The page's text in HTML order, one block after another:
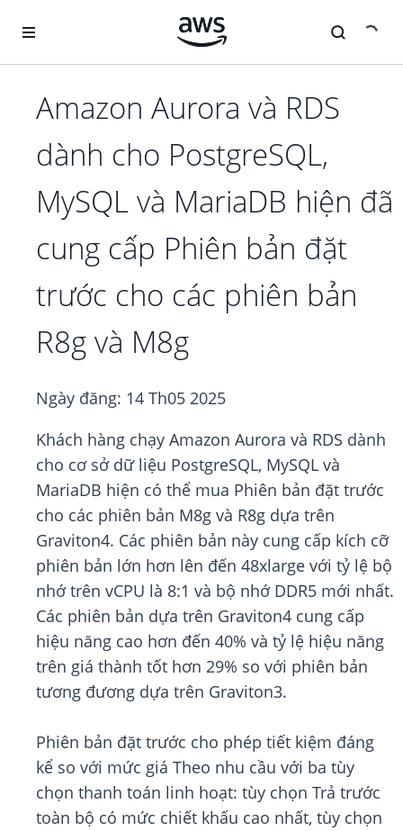
Amazon Aurora và RDS
dành cho PostgreSQL,
MySQL và MariaDB hiện đã
cung cấp Phiên bản đặt
trước cho các phiên bản
R8g và M8g
Ngày đăng: 14 Th05 2025
Khách hàng chạy Amazon Aurora và RDS dành
cho cơ sở dữ liệu PostgreSQL, MySQL và
MariaDB hiện có thể mua Phiên bản đặt trước
cho các phiên bản M8g và R8g dựa trên
Graviton4. Các phiên bản này cung cấp kích cỡ
phiên bản lớn hơn lên đến 48xlarge với tỷ lệ bộ
nhớ trên vCPU là 8:1 và bộ nhớ DDR5 mới nhất.
Các phiên bản dựa trên Graviton4 cung cấp
hiệu năng cao hơn đến 40% và tỷ lệ hiệu năng
trên giá thành tốt hơn 29% so với phiên bản
tương đương dựa trên Graviton3.
Phiên bản đặt trước cho phép tiết kiệm đáng
kể so với mức giá Theo nhu cầu với ba tùy
chọn thanh toán linh hoạt: tùy chọn Trả trước
toàn bộ có mức chiết khấu cao nhất, tùy chọn